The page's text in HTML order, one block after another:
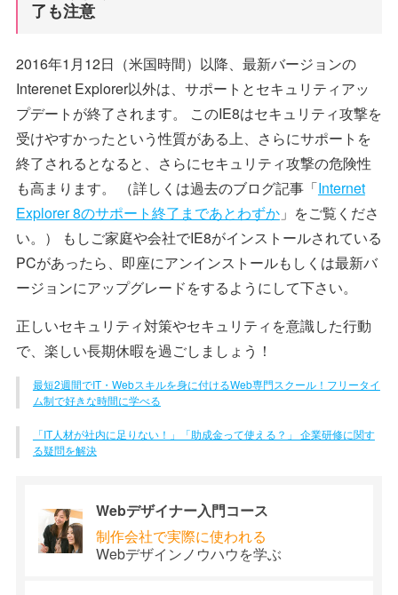
了も注意
2016年1月12日（米国時間）以降、最新バージョンの
Interenet Explorer以外は、サポートとセキュリティアッ
プデートが終了されます。 このIE8はセキュリティ攻撃を
受けやすかったという性質がある上、さらにサポートを
終了されるとなると、さらにセキュリティ攻撃の危険性
も高まります。 （詳しくは過去のブログ記事「Internet
Explorer 8のサポート終了まであとわずか」をご覧くださ
い。） もしご家庭や会社でIE8がインストールされている
PCがあったら、即座にアンインストールもしくは最新バ
ージョンにアップグレードをするようにして下さい。
正しいセキュリティ対策やセキュリティを意識した行動
で、楽しい長期休暇を過ごしましょう！
最短2週間でIT・Webスキルを身に付けるWeb専門スクール！フリータイ
ム制で好きな時間に学べる
「IT人材が社内に足りない！」「助成金って使える？」 企業研修に関す
る疑問を解決
Webデザイナー入門コース
制作会社で実際に使われる
Webデザインノウハウを学ぶ